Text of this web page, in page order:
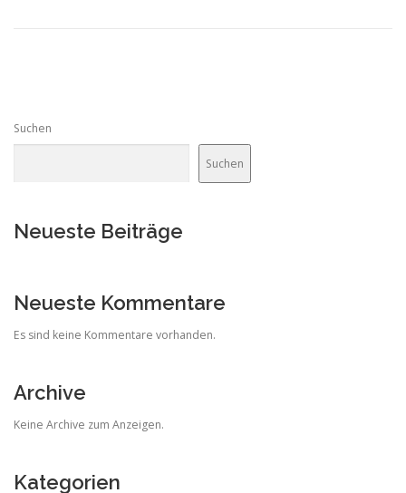
Suchen
Suchen
Neueste Beiträge
Neueste Kommentare
Es sind keine Kommentare vorhanden.
Archive
Keine Archive zum Anzeigen.
Kategorien